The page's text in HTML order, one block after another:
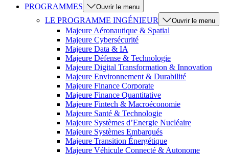
PROGRAMMES
Ouvrir le menu
LE PROGRAMME INGÉNIEUR Ouvrir le menu
Majeure Aéronautique & Spatial
Majeure Cybersécurité
Majeure Data & IA
Majeure Défense & Technologie
Majeure Digital Transformation & Innovation
Majeure Environnement & Durabilité
Majeure Finance Corporate
Majeure Finance Quantitative
Majeure Fintech & Macroéconomie
Majeure Santé & Technologie
Majeure Systèmes d’Energie Nucléaire
Majeure Systèmes Embarqués
Majeure Transition Énergétique
Majeure Véhicule Connecté & Autonome